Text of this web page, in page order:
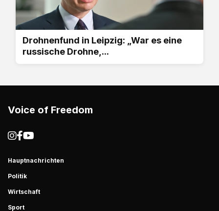
Drohnenfund in Leipzig: „War es eine
russische Drohne,...
Voice of Freedom
Hauptnachrichten
Politik
Wirtschaft
Sport